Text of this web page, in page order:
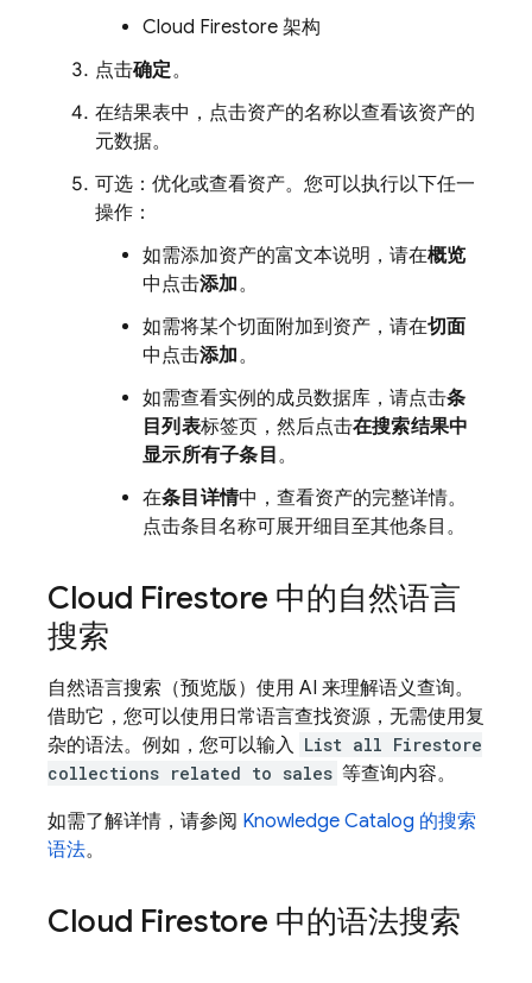
Cloud Firestore 架构
点击确定。
在结果表中，点击资产的名称以查看该资产的
元数据。
可选：优化或查看资产。您可以执行以下任一
操作：
如需添加资产的富文本说明，请在概览
中点击添加。
如需将某个切面附加到资产，请在切面
中点击添加。
如需查看实例的成员数据库，请点击条
目列表标签页，然后点击在搜索结果中
显示所有子条目 。
在条目详情中，查看资产的完整详情。
点击条目名称可展开细目至其他条目。
Cloud Firestore 中的自然语言
搜索
自然语言搜索（预览版）使用 AI 来理解语义查询。
借助它，您可以使用日常语言查找资源，无需使用复
杂的语法。例如，您可以输入 List all Firestore
collections related to sales 等查询内容。
如需了解详情，请参阅 Knowledge Catalog 的搜索
语法。
Cloud Firestore 中的语法搜索